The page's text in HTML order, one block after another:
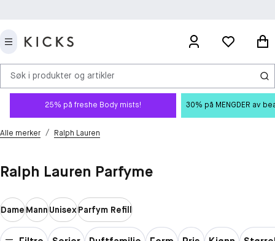
Søk i produkter og artikler
25% på freshe Body mists! 30% på MENGDER av
Alle merker / Ralph Lauren
Ralph Lauren Parfyme
DameMannUnisexParfym Refill